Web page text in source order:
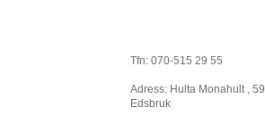
Tfn: 070-515 29 55
Adress: Hulta Monahult ,
Edsbruk